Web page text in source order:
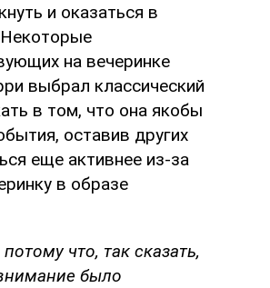
и оказаться в
на вечеринке
выбрал классический
в том, что она якобы
оставив других
еще активнее из-за
в образе
что, так сказать,
было